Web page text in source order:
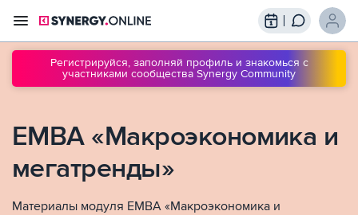
Трансляции
Вебинары
Обучение
Знания
Регистрируйся, заполняй профиль и знакомься с
участниками сообщества Synergy Community
EMBA «Макроэкономика и
мегатренды»
Материалы модуля EMBA «Макроэкономика и